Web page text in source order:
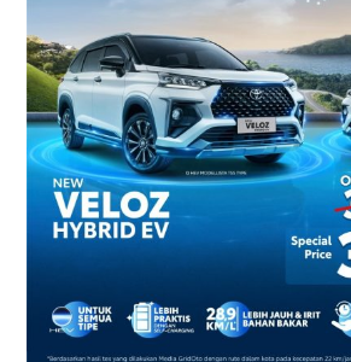
Promo
Terbaru
di
Yogyakarta